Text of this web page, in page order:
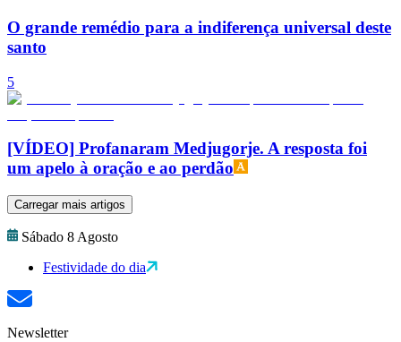
O grande remédio para a indiferença universal deste
santo
5
[VÍDEO] Profanaram Medjugorje. A resposta foi
um apelo à oração e ao perdão
Carregar mais artigos
Sábado 8 Agosto
Festividade do dia
Newsletter